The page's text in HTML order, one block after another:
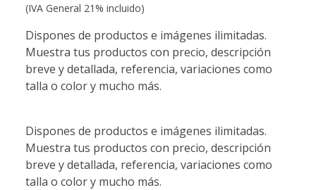
(IVA General 21% incluido)
Dispones de productos e imágenes ilimitadas.
Muestra tus productos con precio, descripción
breve y detallada, referencia, variaciones como
talla o color y mucho más.
Dispones de productos e imágenes ilimitadas.
Muestra tus productos con precio, descripción
breve y detallada, referencia, variaciones como
talla o color y mucho más.